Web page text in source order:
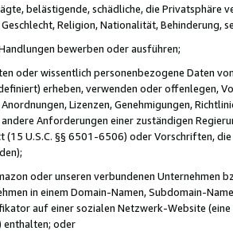
belästigende, schädliche, die Privatsphäre
Religion, Nationalität, Behinderung,
bewerben oder ausführen;
oder wissentlich personenbezogene Daten
erheben, verwenden oder offenlegen,
Lizenzen, Genehmigungen,
Anforderungen einer zuständigen
(15 U.S.C. §§ 6501-6506) oder Vorschriften,
oder unseren verbundenen Unternehmen
in einem Domain-Namen, Subdomain-
auf einer sozialen Netzwerk-Website
enthalten; oder